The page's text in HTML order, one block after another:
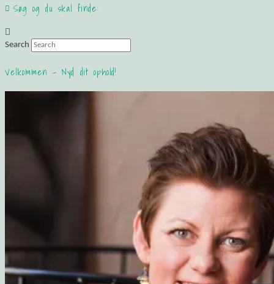
Søg og du skal finde:
Search
Velkommen – Nyd dit ophold!